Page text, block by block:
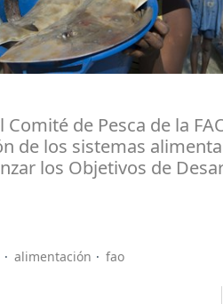
de Pesca de la
de los sistemas
los Objetivos de
alimentación fao